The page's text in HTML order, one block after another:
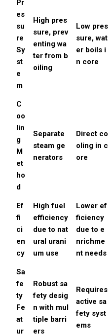
Pr
es
su
re
Sy
st
e
m
High pres
sure, prev
enting wa
ter from b
oiling
Low pres
sure, wat
er boils i
n core
C
oo
lin
g
M
et
ho
d
Separate
steam ge
nerators
Direct co
oling in c
ore
Ef
fi
ci
en
cy
High fuel
efficiency
due to nat
ural urani
um use
Lower ef
ficiency
due to e
nrichme
nt needs
Sa
fe
ty
Fe
at
ur
Robust sa
fety desig
n with mul
tiple barri
ers
Requires
active sa
fety syst
ems